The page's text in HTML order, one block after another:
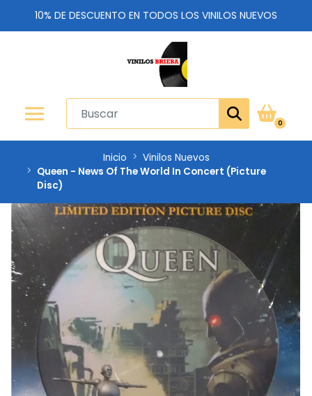
10% DE DESCUENTO EN TODOS LOS VINILOS NUEVOS
0
Inicio
Vinilos Nuevos
Queen - News Of The World In Concert (Picture
Disc)